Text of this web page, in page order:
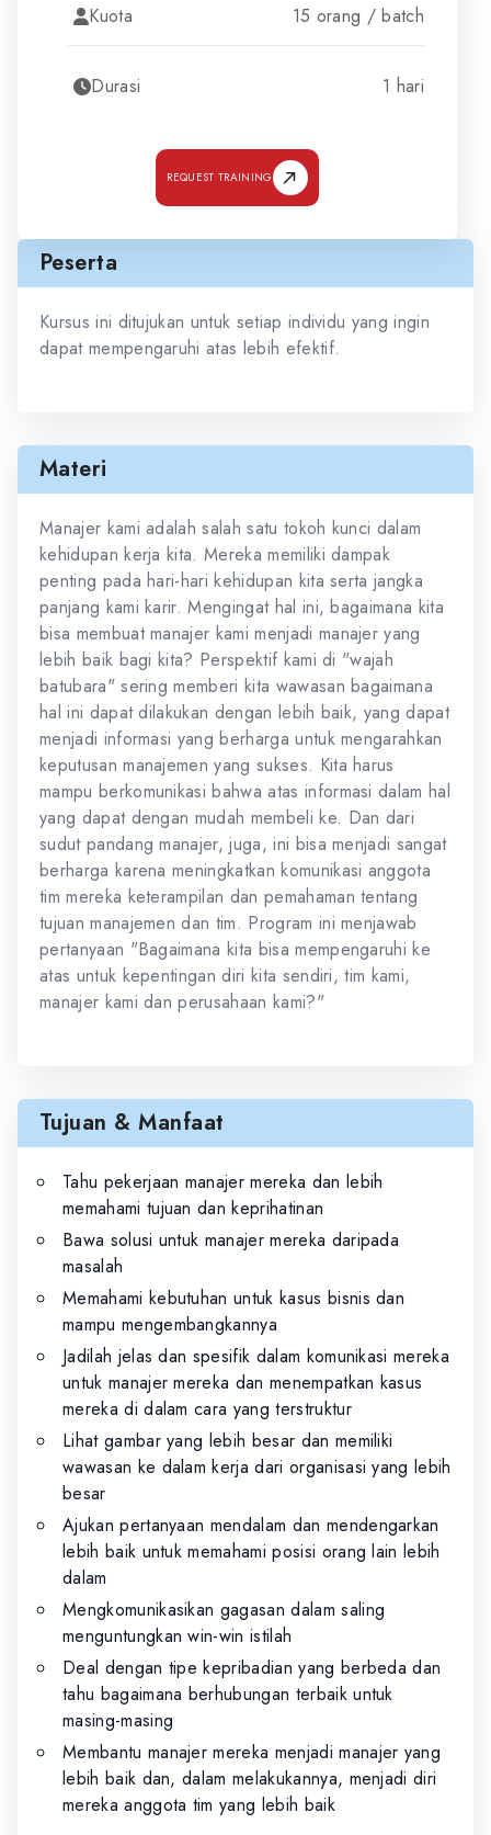
Kuota 15 orang / batch
Durasi 1 hari
REQUEST TRAINING
Peserta
Kursus ini ditujukan untuk setiap individu yang ingin
dapat mempengaruhi atas lebih efektif.
Materi
Manajer kami adalah salah satu tokoh kunci dalam
kehidupan kerja kita. Mereka memiliki dampak
penting pada hari-hari kehidupan kita serta jangka
panjang kami karir. Mengingat hal ini, bagaimana kita
bisa membuat manajer kami menjadi manajer yang
lebih baik bagi kita? Perspektif kami di "wajah
batubara" sering memberi kita wawasan bagaimana
hal ini dapat dilakukan dengan lebih baik, yang dapat
menjadi informasi yang berharga untuk mengarahkan
keputusan manajemen yang sukses. Kita harus
mampu berkomunikasi bahwa atas informasi dalam hal
yang dapat dengan mudah membeli ke. Dan dari
sudut pandang manajer, juga, ini bisa menjadi sangat
berharga karena meningkatkan komunikasi anggota
tim mereka keterampilan dan pemahaman tentang
tujuan manajemen dan tim. Program ini menjawab
pertanyaan "Bagaimana kita bisa mempengaruhi ke
atas untuk kepentingan diri kita sendiri, tim kami,
manajer kami dan perusahaan kami?"
Tujuan & Manfaat
Tahu pekerjaan manajer mereka dan lebih
memahami tujuan dan keprihatinan
Bawa solusi untuk manajer mereka daripada
masalah
Memahami kebutuhan untuk kasus bisnis dan
mampu mengembangkannya
Jadilah jelas dan spesifik dalam komunikasi mereka
untuk manajer mereka dan menempatkan kasus
mereka di dalam cara yang terstruktur
Lihat gambar yang lebih besar dan memiliki
wawasan ke dalam kerja dari organisasi yang lebih
besar
Ajukan pertanyaan mendalam dan mendengarkan
lebih baik untuk memahami posisi orang lain lebih
dalam
Mengkomunikasikan gagasan dalam saling
menguntungkan win-win istilah
Deal dengan tipe kepribadian yang berbeda dan
tahu bagaimana berhubungan terbaik untuk
masing-masing
Membantu manajer mereka menjadi manajer yang
lebih baik dan, dalam melakukannya, menjadi diri
mereka anggota tim yang lebih baik